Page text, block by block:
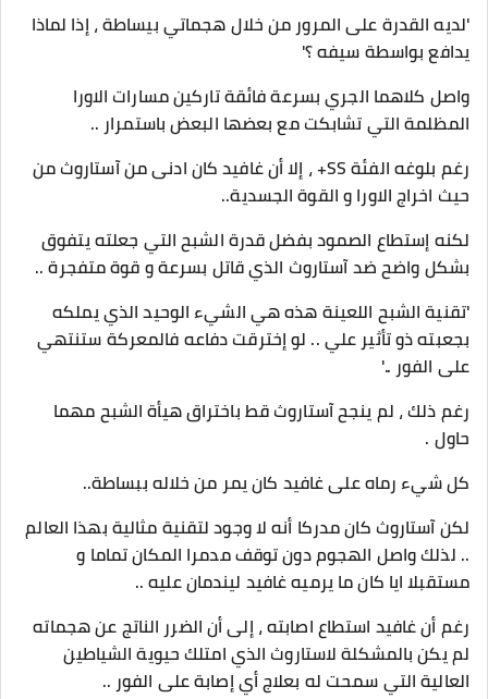
'لديه القدرة على المرور من خلال هجماتي بيساطة ، إذا لماذا
يدافع بواسطة سيفه ؟'
واصل كلاهما الجري بسرعة فائقة تاركين مسارات الاورا
المظلمة التي تشابكت مع بعضها البعض باستمرار ..
رغم بلوغه الفئة SS+ ، إلا أن غافيد كان ادنى من آستاروث من
حيث اخراج الاورا و القوة الجسدية..
لكنه إستطاع الصمود بفضل قدرة الشبح التي جعلته يتفوق
بشكل واضح ضد آستاروث الذي قاتل بسرعة و قوة متفجرة ..
'تقنية الشبح اللعينة هذه هي الشيء الوحيد الذي يملكه
بجعبته ذو تأثير علي .. لو إخترقت دفاعه فالمعركة ستنتهي
على الفور ..'
رغم ذلك ، لم ينجح آستاروث قط باختراق هيأة الشبح مهما
حاول .
كل شيء رماه على غافيد كان يمر من خلاله ببساطة..
لكن آستاروث كان مدركا أنه لا وجود لتقنية مثالية بهذا العالم
.. لذلك واصل الهجوم دون توقف مدمرا المكان تماما و
مستقبلا ايا كان ما يرميه غافيد ليندمان عليه ..
رغم أن غافيد استطاع اصابته ، إلى أن الضرر الناتج عن هجماته
لم يكن بالمشكلة لاستاروث الذي امتلك حيوية الشياطين
العالية التي سمحت له بعلاج أي إصابة على الفور ..